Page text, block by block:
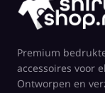
Premium
accessoires voor
Ontworpen en